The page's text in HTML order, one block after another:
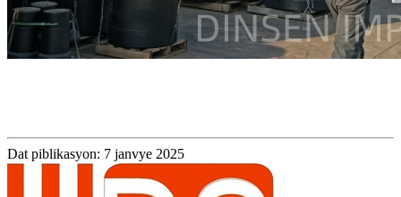
Dat piblikasyon: 7 janvye 2025